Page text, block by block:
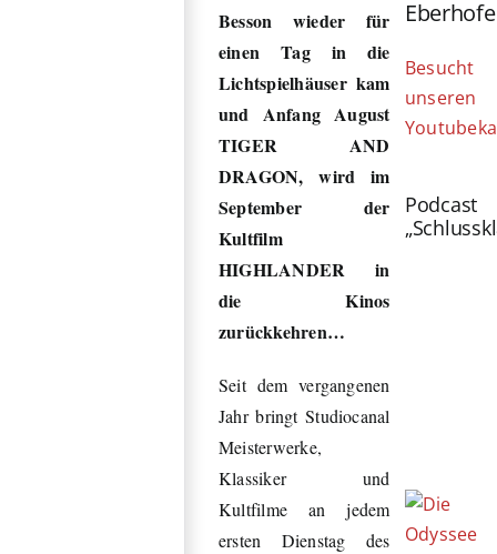
Besson wieder für
einen Tag in die
Lichtspielhäuser kam
und Anfang August
TIGER AND
DRAGON, wird im
September der
Kultfilm
HIGHLANDER in
die Kinos
zurückkehren…
Seit dem vergangenen
Jahr bringt Studiocanal
Meisterwerke,
Klassiker und
Kultfilme an jedem
ersten Dienstag des
Besucht
unseren
Podcast